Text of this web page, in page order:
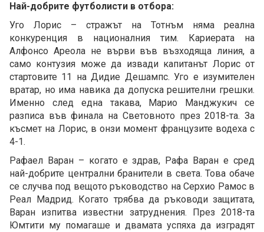
Най-добрите футболисти в отбора:
Уго Лорис – стражът на Тотнъм няма реална
конкуренция в националния тим. Кариерата на
Алфонсо Ареола не върви във възходяща линия, а
само контузия може да извади капитанът Лорис от
стартовите 11 на Дидие Дешампс. Уго е изумителен
вратар, но има навика да допуска решителни грешки.
Именно след една такава, Марио Манджукич се
разписа във финала на Световното през 2018-та. За
късмет на Лорис, в онзи момент французите водеха с
4-1.
Рафаел Варан – когато е здрав, Рафа Варан е сред
най-добрите централни бранители в света. Това обаче
се случва под вещото ръководство на Серхио Рамос в
Реал Мадрид. Когато трябва да ръководи защитата,
Варан изпитва известни затруднения. През 2018-та
Юмтити му помагаше и двамата успяха да изградят